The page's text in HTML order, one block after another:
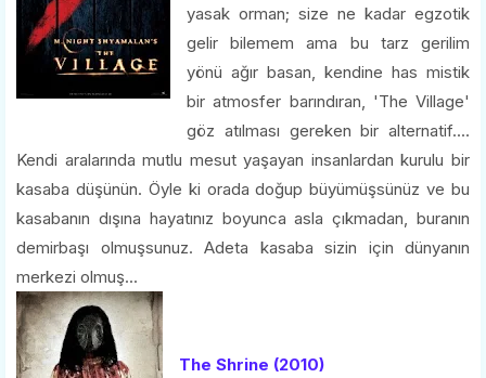
yasak orman; size ne kadar egzotik
gelir bilemem ama bu tarz gerilim
yönü ağır basan, kendine has mistik
bir atmosfer barındıran, 'The Village'
göz atılması gereken bir alternatif....
Kendi aralarında mutlu mesut yaşayan insanlardan kurulu bir
kasaba düşünün. Öyle ki orada doğup büyümüşsünüz ve bu
kasabanın dışına hayatınız boyunca asla çıkmadan, buranın
demirbaşı olmuşsunuz. Adeta kasaba sizin için dünyanın
merkezi olmuş...
The Shrine (2010)